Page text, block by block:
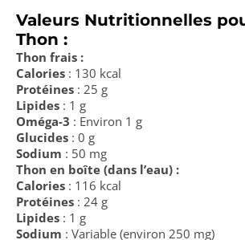
Valeurs Nutritionnelles
Thon :
Thon frais :
Calories : 130 kcal
Protéines : 25 g
Lipides : 1 g
Oméga-3 : Environ 1 g
Glucides : 0 g
Sodium : 50 mg
Thon en boîte (dans l’eau) :
Calories : 116 kcal
Protéines : 24 g
Lipides : 1 g
Sodium : Variable (environ 250 mg)